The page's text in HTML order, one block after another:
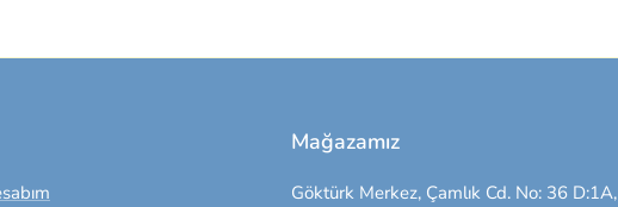
Mağazamız
Göktürk Merkez, Çamlık Cd. No: 36 D:1A,